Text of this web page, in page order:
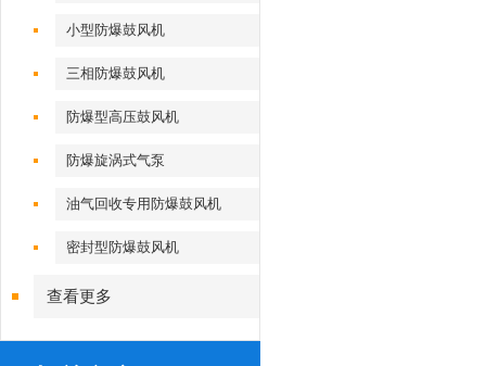
小型防爆鼓风机
三相防爆鼓风机
防爆型高压鼓风机
防爆旋涡式气泵
油气回收专用防爆鼓风机
密封型防爆鼓风机
查看更多